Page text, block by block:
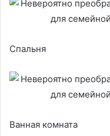
Спальня
Ванная комната